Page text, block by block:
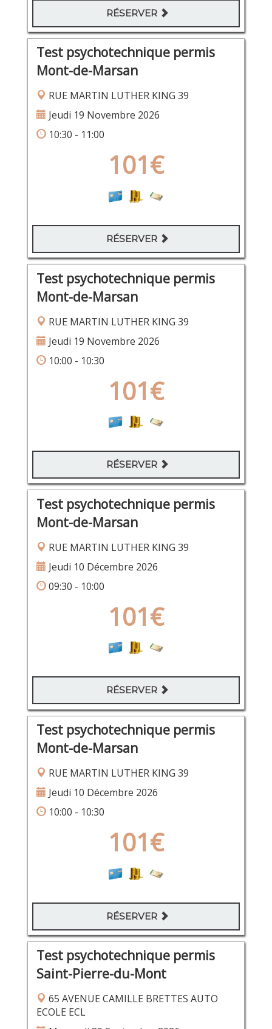
RÉSERVER
Test psychotechnique permis
Mont-de-Marsan
RUE MARTIN LUTHER KING 39
Jeudi 19 Novembre 2026
10:30 - 11:00
101€
RÉSERVER
Test psychotechnique permis
Mont-de-Marsan
RUE MARTIN LUTHER KING 39
Jeudi 19 Novembre 2026
10:00 - 10:30
101€
RÉSERVER
Test psychotechnique permis
Mont-de-Marsan
RUE MARTIN LUTHER KING 39
Jeudi 10 Décembre 2026
09:30 - 10:00
101€
RÉSERVER
Test psychotechnique permis
Mont-de-Marsan
RUE MARTIN LUTHER KING 39
Jeudi 10 Décembre 2026
10:00 - 10:30
101€
RÉSERVER
Test psychotechnique permis
Saint-Pierre-du-Mont
65 AVENUE CAMILLE BRETTES AUTO
ECOLE ECL